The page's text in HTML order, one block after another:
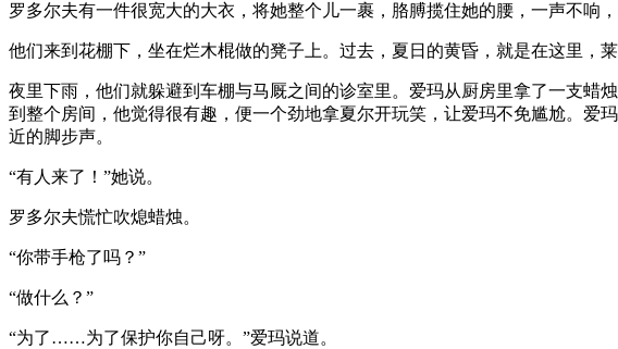
罗多尔夫有一件很宽大的大衣，将她整个儿一裹，胳膊揽住她的腰，一声不响，
他们来到花棚下，坐在烂木棍做的凳子上。过去，夏日的黄昏，就是在这里，
夜里下雨，他们就躲避到车棚与马厩之间的诊室里。爱玛从厨房里拿了一支蜡
到整个房间，他觉得很有趣，便一个劲地拿夏尔开玩笑，让爱玛不免尴尬。爱
近的脚步声。
“有人来了！”她说。
罗多尔夫慌忙吹熄蜡烛。
“你带手枪了吗？”
“做什么？”
“为了……为了保护你自己呀。”爱玛说道。